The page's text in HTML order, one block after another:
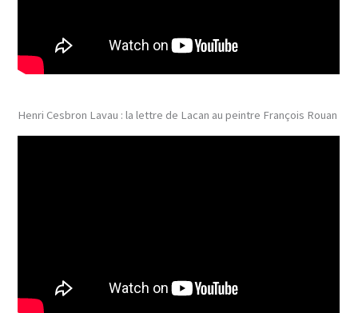
Henri Cesbron Lavau : la lettre de Lacan au peintre François Rouan